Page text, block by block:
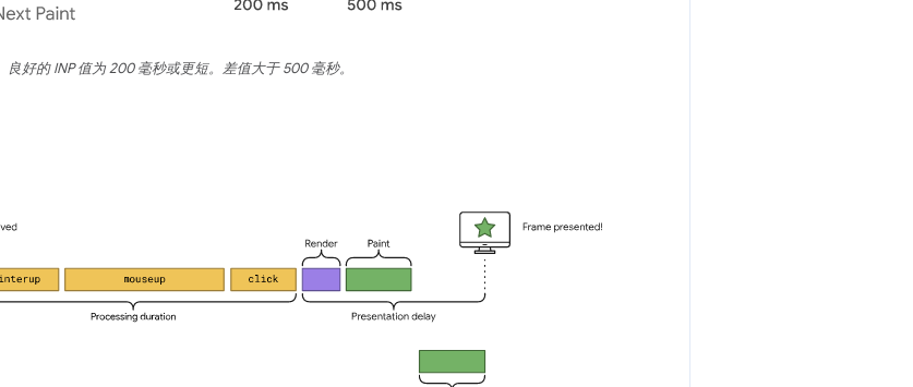
良好的 INP 值为 200 毫秒或更短。差值大于 500 毫秒。